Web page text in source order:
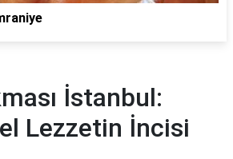
İstanbul:
Lezzetin İncisi